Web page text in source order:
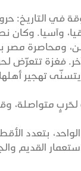
في التاريخ:
وآسيا. وكان
ومحاصرة
فغزة تتعرّض
تهجير
لحَربٍ متواصلة،
بتعدد
القديم